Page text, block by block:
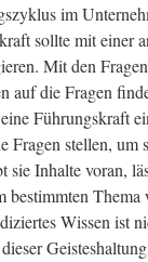
im
sollte mit einer
Mit den
die Fragen
Führungskraft
stellen, um
Inhalte voran,
Wissen ist